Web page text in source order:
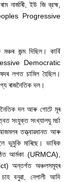
নাৰ্জাৰী,ইউ জি ব্রহ্ম,
Progressive
জন্ম দিছিল। কাৰ্বি
Democratic
লগত চামিল হৈছিল।
ৰাজনৈতিক দল।
দল আৰু গোটে মূৰ
সংযুক্ত সংখ্যালঘু মৰ্চা
তত্ত্বাৱধানত আৰু
ভুমুকি মাৰিছে। ভাষিক
আর্মকা (URMCA),
অন্তর্গত অঞ্চলসমূহৰ
বনুৱা
নেপালী আদি